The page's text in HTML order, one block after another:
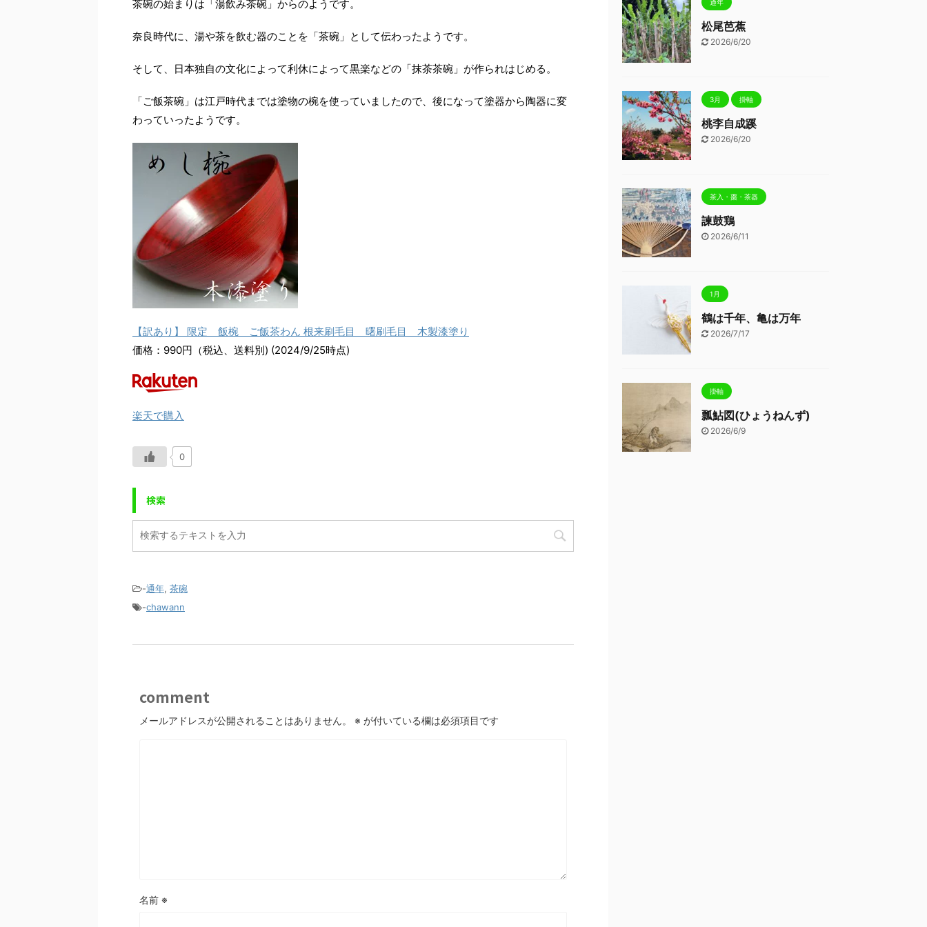
茶碗の始まりは「湯飲み茶碗」からのようです。
奈良時代に、湯や茶を飲む器のことを「茶碗」として伝わったようです。
そして、日本独自の文化によって利休によって黒楽などの「抹茶茶碗」が作られはじめる。
「ご飯茶碗」は江戸時代までは塗物の椀を使っていましたので、後になって塗器から陶器に変
わっていったようです。
【訳あり】 限定 飯椀 ご飯茶わん 根来刷毛目 曙刷毛目 木製漆塗り
価格：990円（税込、送料別) (2024/9/25時点)
楽天で購入
0
検索
-通年, 茶碗
-chawann
comment
メールアドレスが公開されることはありません。 ※ が付いている欄は必須項目です
名前 ※
通年
松尾芭蕉
2026/6/20
3月 掛軸
桃李自成蹊
2026/6/20
茶入・棗・茶器
諫鼓鶏
2026/6/11
1月
鶴は千年、亀は万年
2026/7/17
掛軸
瓢鮎図(ひょうねんず)
2026/6/9